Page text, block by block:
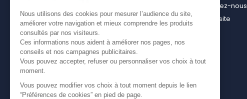
Nous utilisons des cookies pour mesurer l’audience du site,
améliorer votre navigation et mieux comprendre les produits
consultés par nos visiteurs.
Ces informations nous aident à améliorer nos pages, nos
conseils et nos campagnes publicitaires.
Vous pouvez accepter, refuser ou personnaliser vos choix à tout
moment.
Vous pouvez modifier vos choix à tout moment depuis le lien
“Préférences de cookies” en pied de page.
Bien choisir son coffre sur attelage
Comment bien choisir son coffre de toit
Contactez-nous
Plan du site